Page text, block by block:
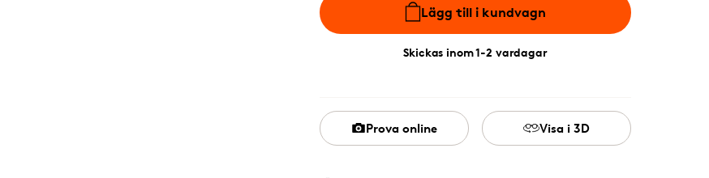
Lägg till i kundvagn
Skickas inom 1-2 vardagar
Prova online Visa i 3D